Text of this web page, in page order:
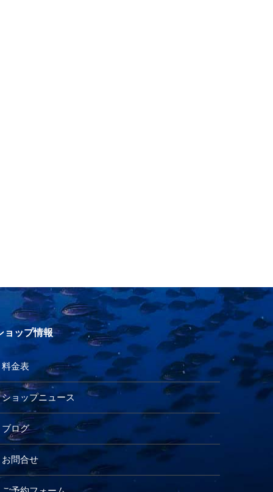
ョップ情報
料金表
ショップニュース
ブログ
お問合せ